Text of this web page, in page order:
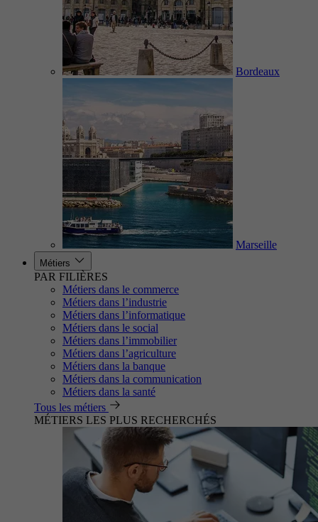
Bordeaux
Marseille
Métiers
PAR FILIÈRES
Métiers dans le commerce
Métiers dans l’industrie
Métiers dans l’informatique
Métiers dans le social
Métiers dans l’immobilier
Métiers dans l’agriculture
Métiers dans la banque
Métiers dans la communication
Métiers dans la santé
Tous les métiers
MÉTIERS LES PLUS RECHERCHÉS